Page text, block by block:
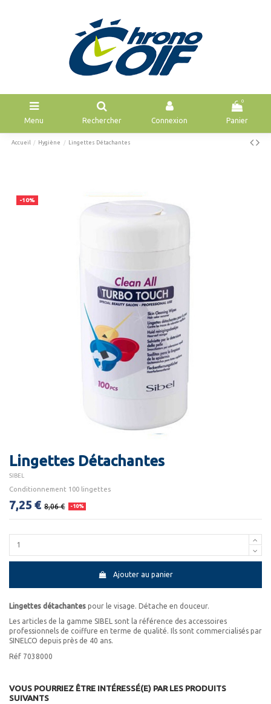
Menu Rechercher Connexion
0
Panier
Accueil Hygiène Lingettes Détachantes
-10%
Lingettes Détachantes
SIBEL
Conditionnement 100 lingettes
7,25 € 8,06 € -10%
Ajouter au panier
Lingettes détachantes pour le visage. Détache en douceur.
Les articles de la gamme SIBEL sont la référence des accessoires
professionnels de coiffure en terme de qualité. Ils sont commercialisés par
SINELCO depuis près de 40 ans.
Réf 7038000
VOUS POURRIEZ ÊTRE INTÉRESSÉ(E) PAR LES PRODUITS
SUIVANTS